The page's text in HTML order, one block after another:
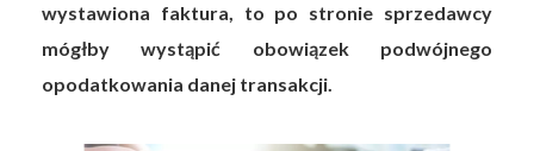
wystawiona faktura, to po stronie sprzedawcy
mógłby wystąpić obowiązek podwójnego
opodatkowania danej transakcji.